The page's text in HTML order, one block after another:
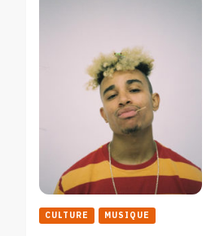
CULTURE MUSIQUE